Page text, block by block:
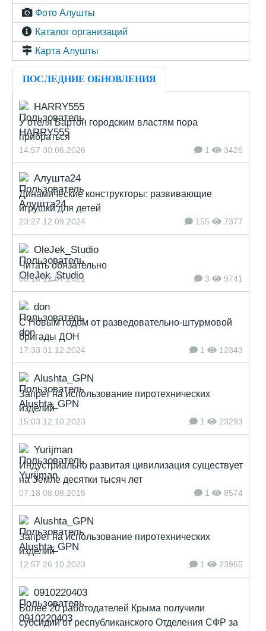
Фото Алушты
Каталог организаций
Карта Алушты
ПОСЛЕДНИЕ ОБНОВЛЕНИЯ
HARRY555
У отеля Бартон городским властям пора
прибраться
14:57 30.06.2026 1 3426
Алушта24
Динамические конструкторы: развивающие
игрушки для детей
23:27 12.09.2024 155 7377
OleJek_Studio
Читать обязательно
08:18 12.07.2021 3 9741
don
С Новым годом от разведовательно-штурмовой
бригады ДОН
17:33 31.12.2024 1 12343
Alushta_GPN
Запрет на использование пиротехнических
изделий
15:03 12.10.2023 1 23293
Yurijman
Индустриально развитая цивилизация существует
на Земле десятки тысяч лет
07:18 08.08.2015 1 8574
Alushta_GPN
Запрет на использование пиротехнических
изделий
12:57 26.10.2023 1 23965
0910220403
Более 20 работодателей Крыма получили
субсидии от республиканского Отделения СФР за